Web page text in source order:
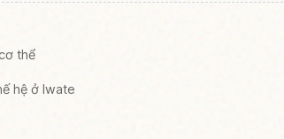
thể
hệ ở Iwate